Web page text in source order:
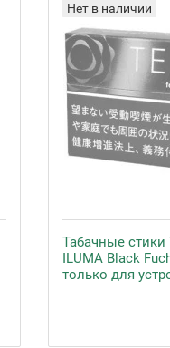
Нет в наличии
Табачные стики
ILUMA Black
только для